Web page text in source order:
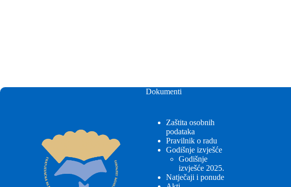
Dokumenti
Zaštita osobnih
podataka
Pravilnik o radu
Godišnje izvješće
Godišnje
izvješće 2025.
Natječaji i ponude